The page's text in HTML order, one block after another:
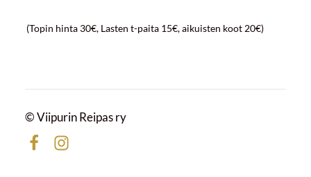
(Topin hinta 30€, Lasten t-paita 15€, aikuisten koot 20€)
© Viipurin Reipas ry